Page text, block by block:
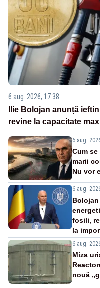
6 aug. 2026, 17:38
Ilie Bolojan anunță
revine la capacitate
6 aug.
Cum
marii
Nu vor
6 aug.
fosili,
la
6 aug.
Miza
nouă